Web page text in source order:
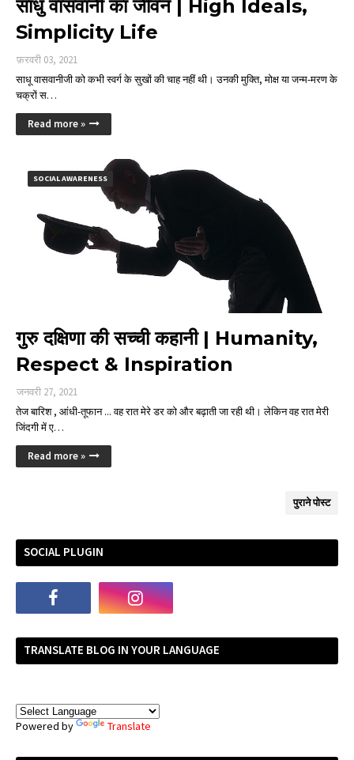
साधु वासवानी का जीवन | High Ideals,
Simplicity Life
फ़रवरी 03, 2021
साधू वासवानीजी को कभी स्वर्ग के सुखों की चाह नहीं थी। उनकी मुक्ति, मोक्ष या जन्म-मरण के
चक्रों स…
Read more »
SOCIAL AWARENESS
गुरु दक्षिणा की सच्ची कहानी | Humanity,
Respect & Inspiration
जनवरी 27, 2021
तेज बारिश , आंधी-तूफान ... वह रात मेरे डर को और बढ़ाती जा रही थी। लेकिन वह रात मेरी
जिंदगी में ए…
Read more »
पुराने पोस्ट
SOCIAL PLUGIN
TRANSLATE BLOG IN YOUR LANGUAGE
Powered by Translate